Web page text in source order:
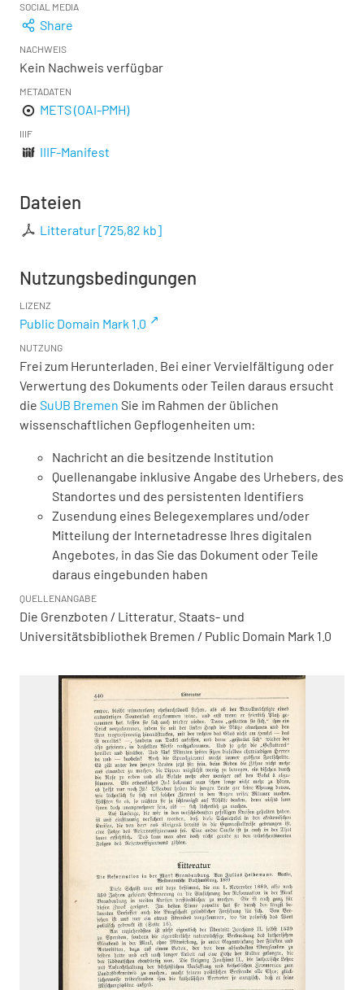
SOCIAL MEDIA
Share
NACHWEIS
Kein Nachweis verfügbar
METADATEN
METS (OAI-PMH)
IIIF
IIIF-Manifest
Dateien
Litteratur[725,82 kb]
Nutzungsbedingungen
LIZENZ
Public Domain Mark 1.0
NUTZUNG
Frei zum Herunterladen. Bei einer Vervielfältigung oder
Verwertung des Dokuments oder Teilen daraus ersucht
die SuUB Bremen Sie im Rahmen der üblichen
wissenschaftlichen Gepflogenheiten um:
Nachricht an die besitzende Institution
Quellenangabe inklusive Angabe des Urhebers, des
Standortes und des persistenten Identifiers
Zusendung eines Belegexemplares und/oder
Mitteilung der Internetadresse Ihres digitalen
Angebotes, in das Sie das Dokument oder Teile
daraus eingebunden haben
QUELLENANGABE
Die Grenzboten / Litteratur. Staats- und
Universitätsbibliothek Bremen / Public Domain Mark 1.0